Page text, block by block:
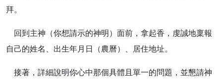
拜。
回到主神（你想請示的神明）面前，拿起香，虔誠地稟報
自己的姓名、出生年月日（農曆）、居住地址。
接著，詳細說明你心中那個具體且單一的問題，並懇請神